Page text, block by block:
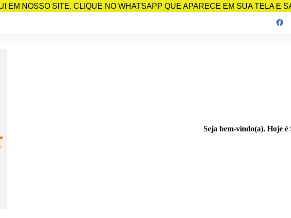
EM NOSSO SITE. CLIQUE NO WHATSAPP QUE APARECE EM SUA TELA E
Seja bem-vindo(a). Hoje é